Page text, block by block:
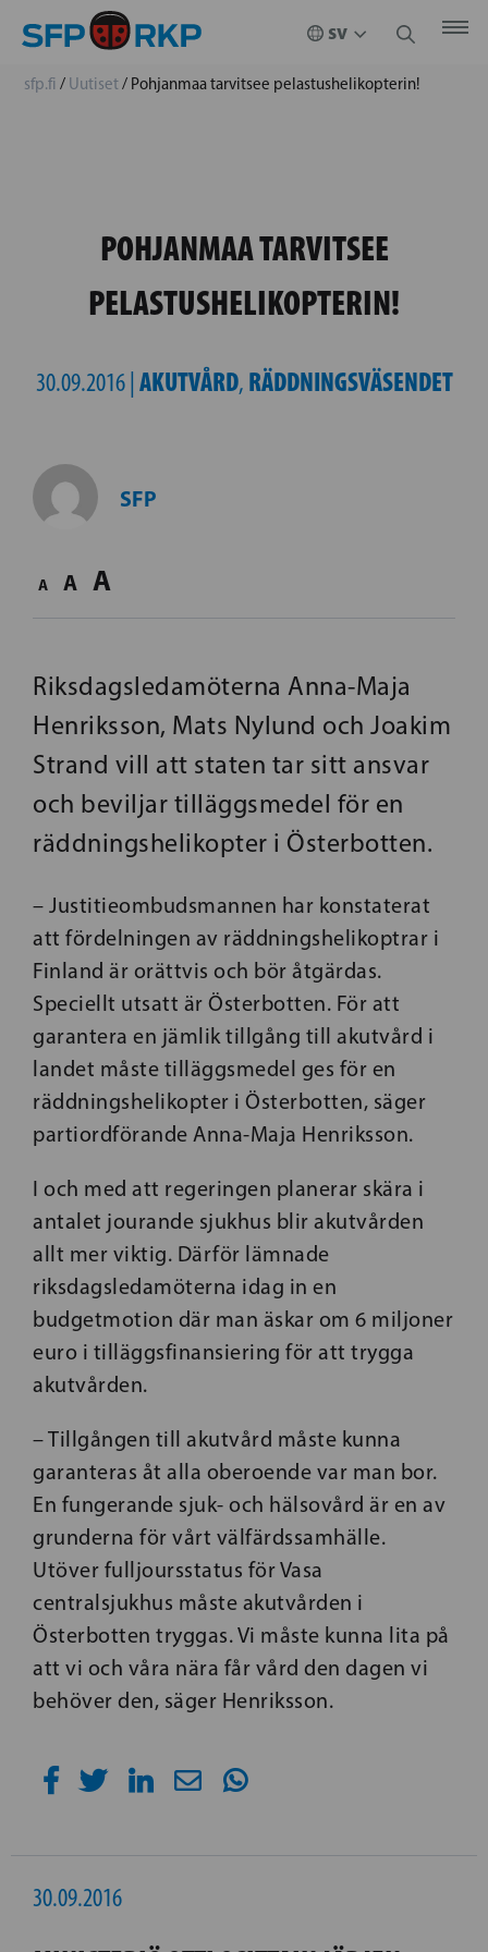
sfp.fi / Uutiset/ Pohjanmaa tarvitsee pelastushelikopterin!
POHJANMAA TARVITSEE
PELASTUSHELIKOPTERIN!
30.09.2016 | AKUTVÅRD, RÄDDNINGSVÄSENDET
SFP
A A A
Riksdagsledamöterna Anna-Maja
Henriksson, Mats Nylund och Joakim
Strand vill att staten tar sitt ansvar
och beviljar tilläggsmedel för en
räddningshelikopter i Österbotten.
– Justitieombudsmannen har konstaterat
att fördelningen av räddningshelikoptrar i
Finland är orättvis och bör åtgärdas.
Speciellt utsatt är Österbotten. För att
garantera en jämlik tillgång till akutvård i
landet måste tilläggsmedel ges för en
räddningshelikopter i Österbotten, säger
partiordförande Anna-Maja Henriksson.
I och med att regeringen planerar skära i
antalet jourande sjukhus blir akutvården
allt mer viktig. Därför lämnade
riksdagsledamöterna idag in en
budgetmotion där man äskar om 6 miljoner
euro i tilläggsfinansiering för att trygga
akutvården.
– Tillgången till akutvård måste kunna
garanteras åt alla oberoende var man bor.
En fungerande sjuk- och hälsovård är en av
grunderna för vårt välfärdssamhälle.
Utöver fulljoursstatus för Vasa
centralsjukhus måste akutvården i
Österbotten tryggas. Vi måste kunna lita på
att vi och våra nära får vård den dagen vi
behöver den, säger Henriksson.
30.09.2016